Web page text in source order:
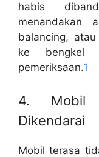
habis
menandakan
balancing,
ke bengkel
pemeriksaan.1
4. Mobil
Dikendarai
Mobil terasa